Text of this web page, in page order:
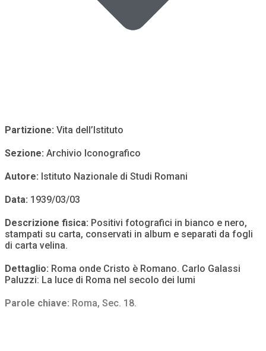
Partizione: Vita dell’Istituto
Sezione: Archivio Iconografico
Autore: Istituto Nazionale di Studi Romani
Data: 1939/03/03
Descrizione fisica: Positivi fotografici in bianco e nero,
stampati su carta, conservati in album e separati da fogli
di carta velina.
Dettaglio: Roma onde Cristo è Romano. Carlo Galassi
Paluzzi: La luce di Roma nel secolo dei lumi
Parole chiave: Roma, Sec. 18.